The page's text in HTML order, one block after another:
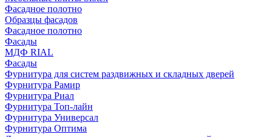
Фасадное полотно
Образцы фасадов
Фасадное полотно
Фасады
МДФ RIAL
Фасады
Фурнитура для систем раздвижных и складных дверей
Фурнитура Рамир
Фурнитура Риал
Фурнитура Топ-лайн
Фурнитура Универсал
Фурнитура Оптима